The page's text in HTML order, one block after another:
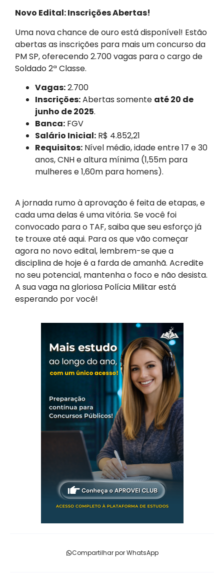
Novo Edital: Inscrições Abertas!
Uma nova chance de ouro está disponível! Estão
abertas as inscrições para mais um concurso da
PM SP, oferecendo 2.700 vagas para o cargo de
Soldado 2ª Classe.
Vagas:2.700
Inscrições:Abertas somente até 20 de
junho de 2025.
Banca: FGV
Salário Inicial: R$ 4.852,21
Requisitos: Nível médio, idade entre 17 e 30
anos, CNH e altura mínima (1,55m para
mulheres e 1,60m para homens).
A jornada rumo à aprovação é feita de etapas, e
cada uma delas é uma vitória. Se você foi
convocado para o TAF, saiba que seu esforço já
te trouxe até aqui. Para os que vão começar
agora no novo edital, lembrem-se que a
disciplina de hoje é a farda de amanhã. Acredite
no seu potencial, mantenha o foco e não desista.
A sua vaga na gloriosa Polícia Militar está
esperando por você!
Compartilhar por WhatsApp